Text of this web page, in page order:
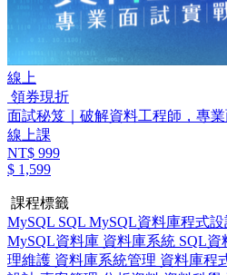
線上
領券現折
面試秘笈｜破解資料工程師，專
線上課
NT$ 999
$ 1,599
課程標籤
MySQL SQL MySQL資料庫程式設
MySQL資料庫 資料庫系統 SQL資
理維護 資料庫系統管理 資料庫程